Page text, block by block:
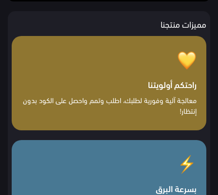
مميزات منتجنا
راحتكم أولويتنا
معالجة آلية وفورية لطلبك، اطلب وتمم واحصل على الكود بدون
إنتظار!
بسرعة البرق